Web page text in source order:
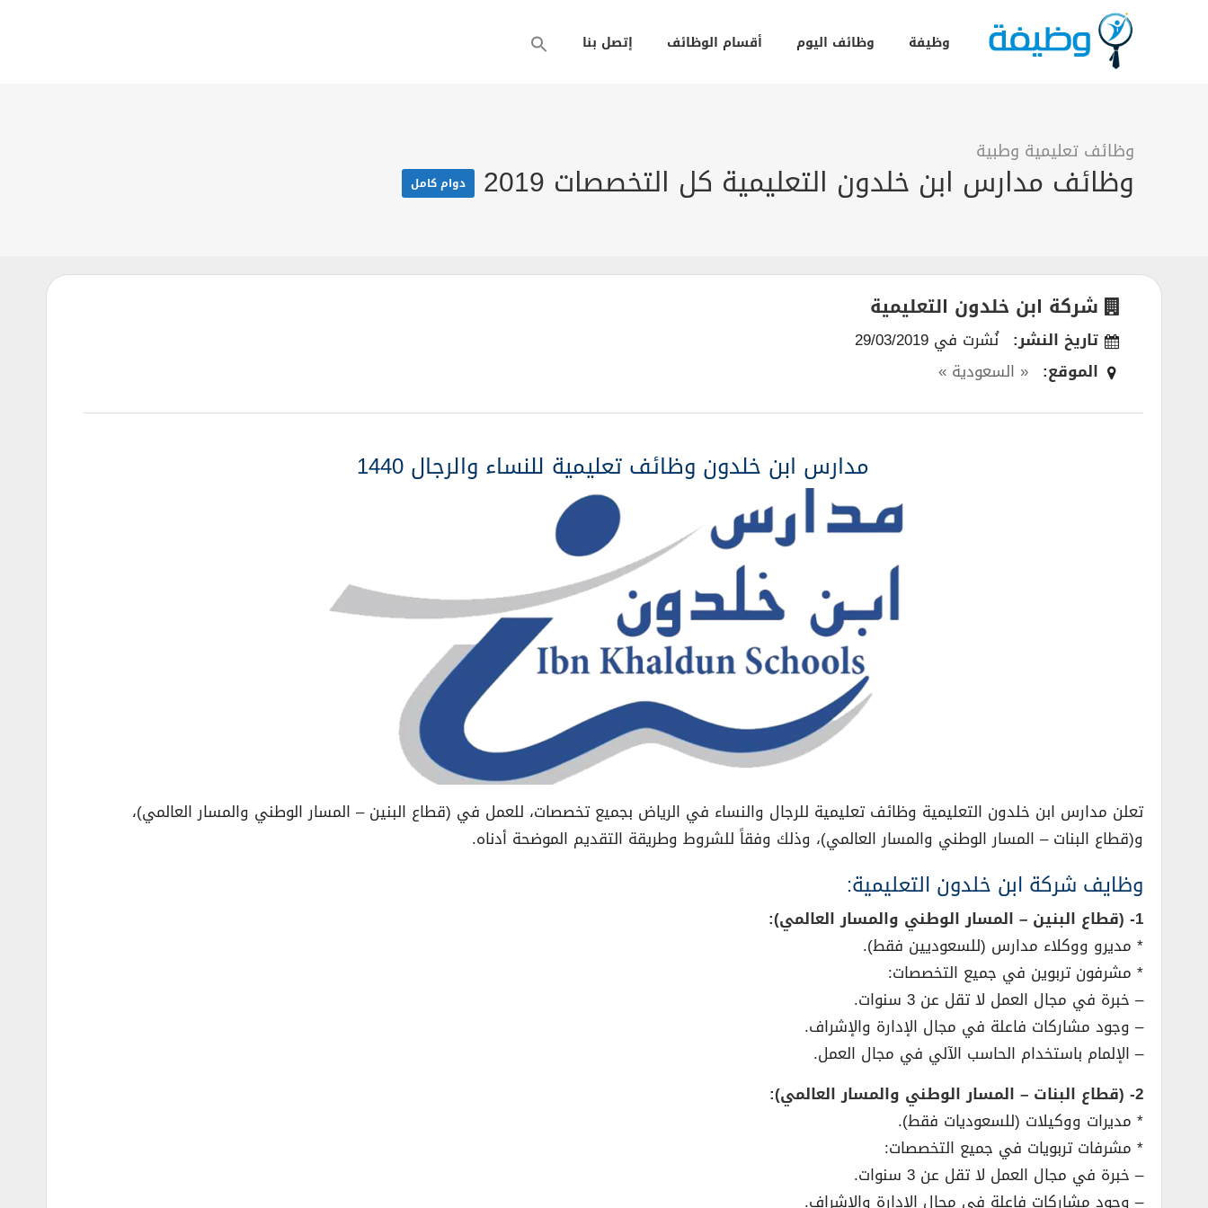
وظيفة وظائف اليوم أقسام الوظائف إتصل بنا
وظائف تعليمية وطبية
وظائف مدارس ابن خلدون التعليمية كل التخصصات 2019 دوام كامل
شركة ابن خلدون التعليمية
تاريخ النشر: نُشرت في 29/03/2019
الموقع: « السعودية »
مدارس ابن خلدون وظائف تعليمية للنساء والرجال 1440
تعلن مدارس ابن خلدون التعليمية وظائف تعليمية للرجال والنساء في الرياض بجميع تخصصات، للعمل في (قطاع البنين – المسار الوطني والمسار العالمي)،
و(قطاع البنات – المسار الوطني والمسار العالمي)، وذلك وفقاً للشروط وطريقة التقديم الموضحة أدناه.
وظايف شركة ابن خلدون التعليمية:
1- (قطاع البنين – المسار الوطني والمسار العالمي):
* مديرو ووكلاء مدارس (للسعوديين فقط).
* مشرفون تربوين في جميع التخصصات:
– خبرة في مجال العمل لا تقل عن 3 سنوات.
– وجود مشاركات فاعلة في مجال الإدارة والإشراف.
– الإلمام باستخدام الحاسب الآلي في مجال العمل.
2- (قطاع البنات – المسار الوطني والمسار العالمي):
* مديرات ووكيلات (للسعوديات فقط).
* مشرفات تربويات في جميع التخصصات:
– خبرة في مجال العمل لا تقل عن 3 سنوات.
– وجود مشاركات فاعلة في مجال الإدارة والإشراف.